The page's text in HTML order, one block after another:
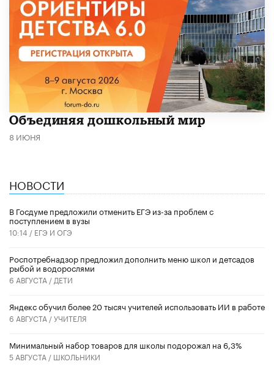
​Объединяя дошкольный мир
8 ИЮНЯ
НОВОСТИ
В Госдуме предложили отменить ЕГЭ из-за проблем с
поступлением в вузы
10:14 / ЕГЭ И ОГЭ
Роспотребнадзор предложил дополнить меню школ и детсадов
рыбой и водорослями
6 АВГУСТА / ДЕТИ
​Яндекс обучил более 20 тысяч учителей использовать ИИ в работе
6 АВГУСТА /УЧИТЕЛЯ
Минимальный набор товаров для школы подорожал на 6,3%
5 АВГУСТА / ШКОЛЬНИКИ